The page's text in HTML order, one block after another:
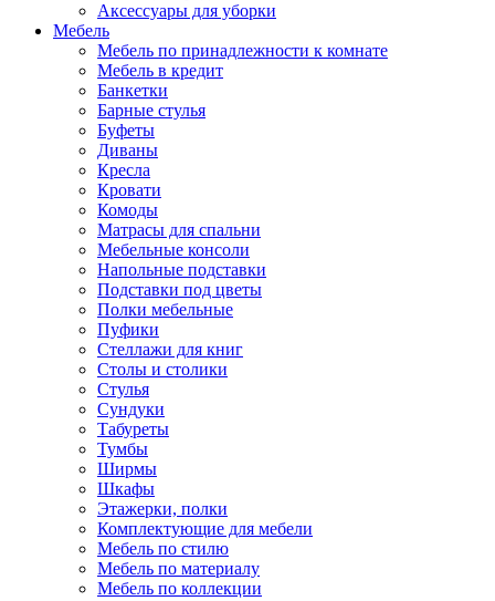
Аксессуары для уборки
Мебель
Мебель по принадлежности к комнате
Мебель в кредит
Банкетки
Барные стулья
Буфеты
Диваны
Кресла
Кровати
Комоды
Матрасы для спальни
Мебельные консоли
Напольные подставки
Подставки под цветы
Полки мебельные
Пуфики
Стеллажи для книг
Столы и столики
Стулья
Сундуки
Табуреты
Тумбы
Ширмы
Шкафы
Этажерки, полки
Комплектующие для мебели
Мебель по стилю
Мебель по материалу
Мебель по коллекции